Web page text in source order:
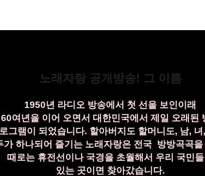
노래자랑 공개방송! 그 이름
1950년 라디오 방송에서 첫 선을 보인이래
60여년을 이어 오면서 대한민국에서 제일 오래된
그램이 되었습니다. 할아버지도 할머니도, 남,
가하나되어 즐기는 노래자랑은 전국 방방곡곡을
때로는 휴전선이나 국경을 초월해서 우리 국민들
있는 곳이면 찾아갔습니다.